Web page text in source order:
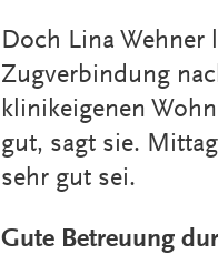
Doch Lina Wehner
Zugverbindung
klinikeigenen
gut, sagt sie.
sehr gut sei.
Gute Betreuung